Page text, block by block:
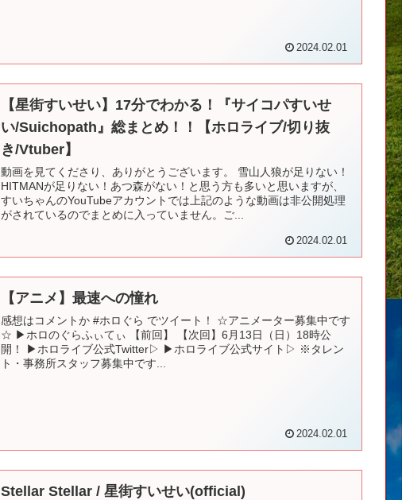
2024.02.01
【星街すいせい】17分でわかる！『サイコパすいせ
い/Suichopath』総まとめ！！【ホロライブ/切り抜
き/Vtuber】
動画を見てくださり、ありがとうございます。 雪山人狼が足りない！
HITMANが足りない！あつ森がない！と思う方も多いと思いますが、
すいちゃんのYouTubeアカウントでは上記のような動画は非公開処理
がされているのでまとめに入っていません。ご...
2024.02.01
【アニメ】最速への憧れ
感想はコメントか #ホロぐら でツイート！ ☆アニメーター募集中です
☆ ▶︎ホロのぐらふぃてぃ 【前回】 【次回】6月13日（日）18時公
開！ ▶ホロライブ公式Twitter▷ ▶ホロライブ公式サイト▷ ※タレン
ト・事務所スタッフ募集中です...
2024.02.01
Stellar Stellar / 星街すいせい(official)